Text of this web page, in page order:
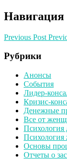
Навигация
Previous Post
Рубрики
Анонсы
События
Лидер-
Кризис-
Денежные
Все от
Психология
Психология
Основы
Отчеты о